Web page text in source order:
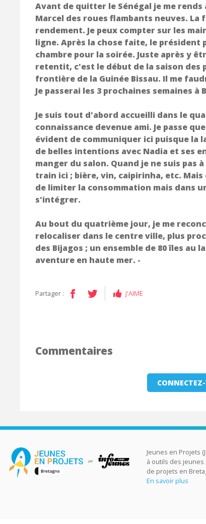
Avant de quitter le Sénégal je me
Marcel des roues flambants neuves.
rendement. Je peux compter sur les
ligne. Après la chose faite, le président
chambre pour la soirée. Juste après y
retentit, c'est le début de la saison des
frontière de la Guinée Bissau. Il me
Je passerai les 3 prochaines semaines à
Je suis tout d'abord accueilli dans le
connaissance devenue ami. Je passe
évident de communiquer ici puisque la
de belles intentions avec Nadia et ses
manger du salon. Quand je ne suis pas
train ici ; bière, vin, caipirinha, etc. Mais
de limiter la consommation mais dans
s'intégrer.
Au bout du quatrième jour, je me
relocaliser dans le centre ville, plus
des Bijagos ; un ensemble de 80 îles
aventure en haute mer. -
Partager : J'AIME
Commentaires
Jeunes en Projets
à outils des
de projets en
En savoir plus